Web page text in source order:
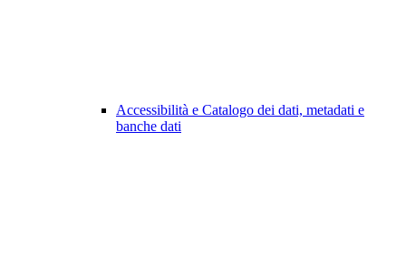
Accessibilità e Catalogo dei dati, metadati e
banche dati